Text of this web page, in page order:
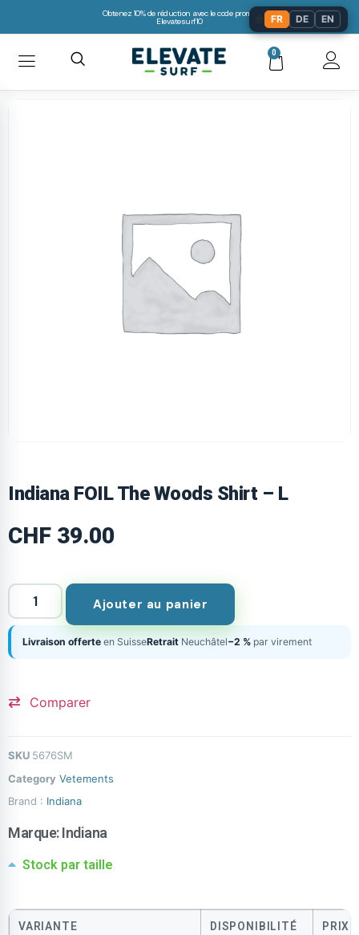
Obtenez 10% de réduction avec le code promo:
Elevatesurf10
0
Indiana FOIL The Woods Shirt – L
CHF 39.00
Ajouter au panier
Livraison offerte en SuisseRetrait Neuchâtel−2 % par virement
Comparer
SKU 5676SM
Category Vetements
Brand : Indiana
Marque:Indiana
Stock par taille
VARIANTE DISPONIBILITÉ PRIX
FR DE EN